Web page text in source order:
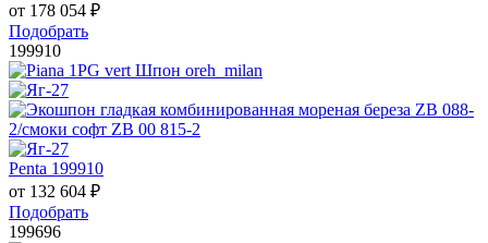
от 178 054 ₽
Подобрать
199910
Penta 199910
от 132 604 ₽
Подобрать
199696